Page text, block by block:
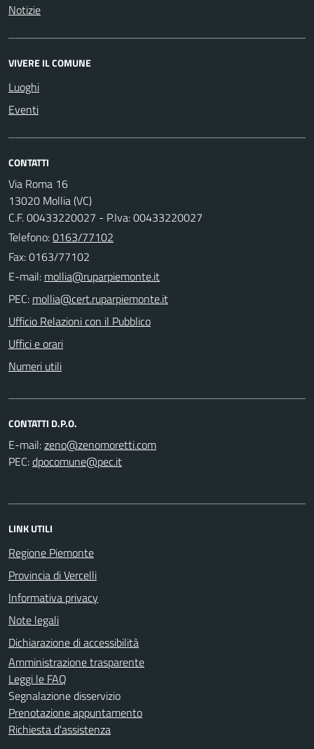
Notizie
VIVERE IL COMUNE
Luoghi
Eventi
CONTATTI
Via Roma 16
13020 Mollia (VC)
C.F. 00433220027 - P.Iva: 00433220027
Telefono:0163/77102
Fax: 0163/77102
E-mail:
PEC:
Ufficio Relazioni con il Pubblico
Uffici e orari
Numeri utili
CONTATTI D.P.O.
E-mail:
PEC:
LINK UTILI
Regione Piemonte
Provincia di Vercelli
Informativa privacy
Note legali
Dichiarazione di accessibilità
Amministrazione trasparente
Leggi le FAQ
Segnalazione disservizio
Prenotazione appuntamento
Richiesta d'assistenza